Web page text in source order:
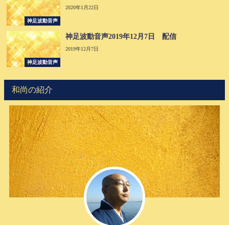
神足波動音声
2020年1月22日
神足波動音声
神足波動音声2019年12月7日 配信
2019年12月7日
和尚の紹介